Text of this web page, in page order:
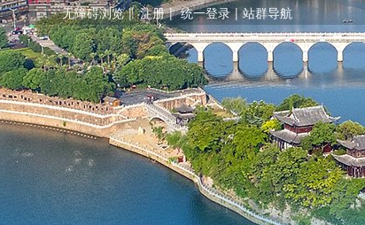
无障碍浏览 注册 统一登录 站群导航